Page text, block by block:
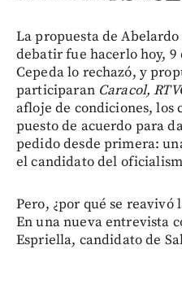
La propuesta de
debatir fue hacerlo hoy,
Cepeda lo rechazó, y
participaran Caracol,
afloje de condiciones, los
puesto de acuerdo para
pedido desde primera:
el candidato del
Pero, ¿por qué se
En una nueva entrevista
Espriella, candidato de